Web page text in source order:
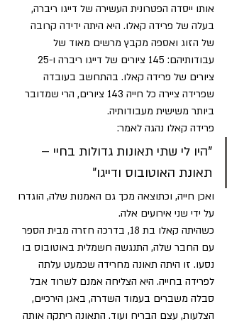
אותו ייסדה הפטרונית העשירה של דייגו ריברה,
בעלה של פרידה קאלו. היא היתה ידידה קרובה
של הזוג ואספה מקבץ מרשים מאוד של
ציורים של פרידה קאלו. בהתחשב בעובדה
שפרידה ציירה כל חייה 143 ציורים, הרי שמדובר
ביותר משישית מעבודותיה.
פרידה קאלו נהגה לאמר:
"היו לי שתי תאונות גדולות בחיי –
תאונת האוטובוס ודייגו"
ואכן חייה, וכתוצאה מכך גם האמנות שלה, הוגדרו
על ידי שני אירועים אלה.
כשהיתה קאלו בת 18, בדרכה חזרה מבית הספר
עם החבר שלה, התנגשה חשמלית באוטובוס בו
נסעו. זו היתה תאונה מחרידה שכמעט עלתה
לפרידה בחייה. היא הצליחה אמנם לשרוד אבל
סבלה משברים בעמוד השדרה, באגן הירכיים,
הצלעות, עצם הבריח ועוד. התאונה ריתקה אותה